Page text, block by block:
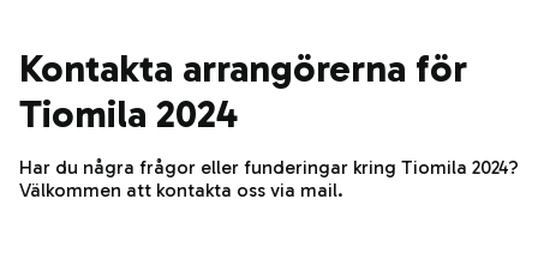
Kontakta arrangörerna för
Tiomila 2024
Har du några frågor eller funderingar kring Tiomila 2024?
Välkommen att kontakta oss via mail.